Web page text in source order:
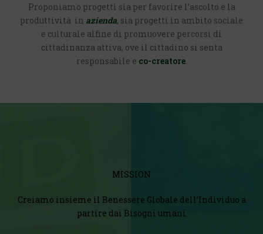
Proponiamo progetti sia per favorire l’ascolto e la
produttività in azienda, sia progetti in ambito sociale
e culturale alfine di promuovere percorsi di
cittadinanza attiva, ove il cittadino si senta
responsabile e co-creatore.
MISSION
Creiamo insieme il Benessere Globale dell’Individuo a
partire dai Bisogni umani